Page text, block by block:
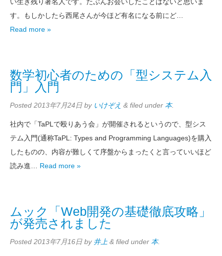
す。もしかしたら西尾さんが今ほど有名になる前にど…
Read more »
数学初心者のための「型システム入
門」入門
Posted 2013年7月24日 by いけぞえ & filed under 本.
社内で「TaPLで殴りあう会」が開催されるというので、型シス
テム入門(通称TaPL: Types and Programming Languages)を購入
したものの、内容が難しくて序盤からまったくと言っていいほど
読み進… Read more »
ムック「Web開発の基礎徹底攻略」
が発売されました
Posted 2013年7月16日 by 井上 & filed under 本.